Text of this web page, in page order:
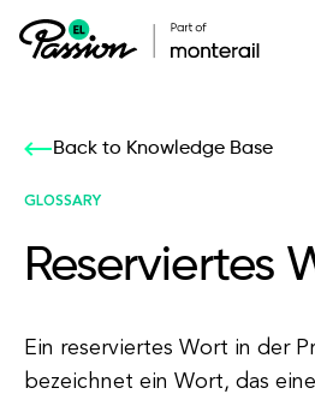
Back to Knowledge Base
GLOSSARY
Reserviertes
Ein reserviertes Wort in der
bezeichnet ein Wort, das